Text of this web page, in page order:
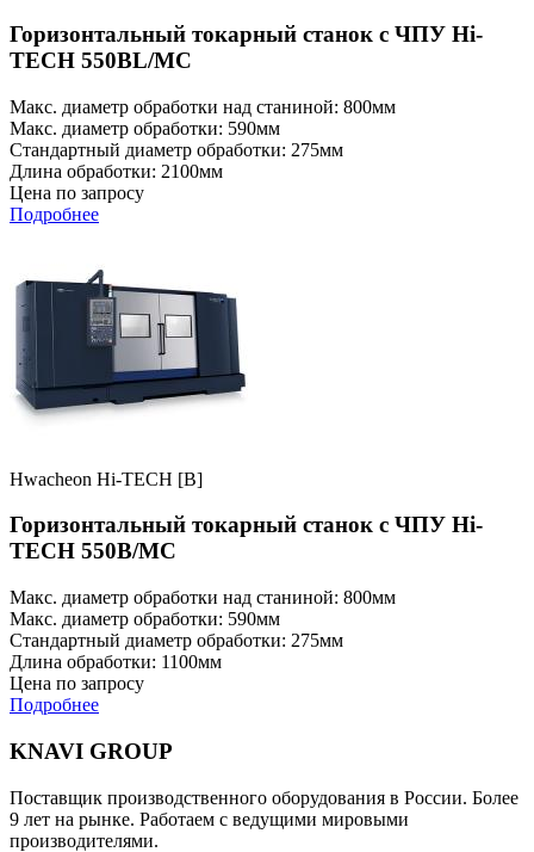
Горизонтальный токарный станок с ЧПУ Hi-
TECH 550BL/MC
Макс. диаметр обработки над станиной: 800мм
Макс. диаметр обработки: 590мм
Стандартный диаметр обработки: 275мм
Длина обработки: 2100мм
Цена по запросу
Подробнее
Hwacheon Hi-TECH [B]
Горизонтальный токарный станок с ЧПУ Hi-
TECH 550B/MC
Макс. диаметр обработки над станиной: 800мм
Макс. диаметр обработки: 590мм
Стандартный диаметр обработки: 275мм
Длина обработки: 1100мм
Цена по запросу
Подробнее
KNAVI GROUP
Поставщик производственного оборудования в России. Более
9 лет на рынке. Работаем с ведущими мировыми
производителями.